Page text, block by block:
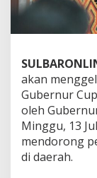
akan
Gubernur
oleh
Minggu, 13
mendorong
di daerah.